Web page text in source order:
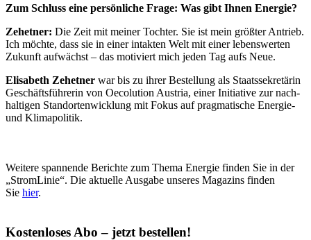
Zum Schluss eine persönliche Frage: Was gibt Ihnen Energie?
Zehetner: Die Zeit mit meiner Tochter. Sie ist mein größter Antrieb.
Ich möchte, dass sie in einer intakten Welt mit einer lebenswerten
Zukunft aufwächst – das motiviert mich jeden Tag aufs Neue.
Elisabeth Zehetner war bis zu ihrer Bestellung als Staatssekretärin
Geschäftsführerin von Oecolution Austria, einer Initiative zur nach­
haltigen Standortenwicklung mit Fokus auf pragmatische Energie-
und Klimapolitik.
Weitere spannende Berichte zum Thema Energie finden Sie in der
„StromLinie“. Die aktuelle Ausgabe unseres Magazins finden
Sie hier.
Kostenloses Abo – jetzt bestellen!